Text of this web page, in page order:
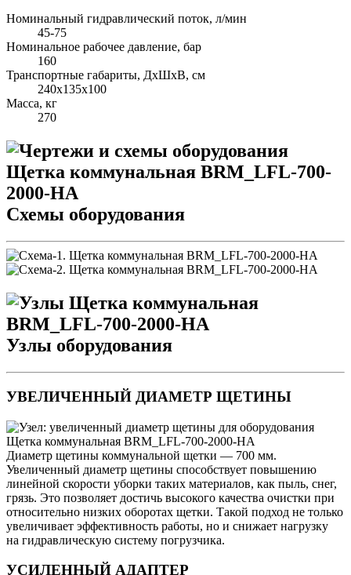
Номинальный гидравлический поток, л/мин
45-75
Номинальное рабочее давление, бар
160
Транспортные габариты, ДхШхВ, см
240х135х100
Масса, кг
270
Схемы оборудования
Узлы оборудования
УВЕЛИЧЕННЫЙ ДИАМЕТР ЩЕТИНЫ
Диаметр щетины коммунальной щетки — 700 мм.
Увеличенный диаметр щетины способствует повышению
линейной скорости уборки таких материалов, как пыль, снег,
грязь. Это позволяет достичь высокого качества очистки при
относительно низких оборотах щетки. Такой подход не только
увеличивает эффективность работы, но и снижает нагрузку
на гидравлическую систему погрузчика.
УСИЛЕННЫЙ АДАПТЕР